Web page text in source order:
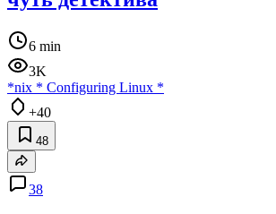
6 min
3K
*nix * Configuring Linux *
+40
48
38